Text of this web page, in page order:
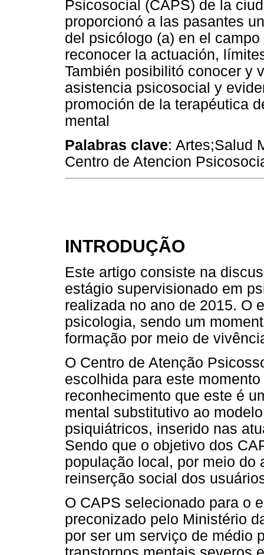
Psicosocial (CAPS) de la
proporcionó a las pasantes
del psicólogo (a) en el
reconocer la actuación,
También posibilitó conocer y
asistencia psicosocial y
promoción de la terapéutica
mental
Palabras clave: Artes;Salud
Centro de Atencion
INTRODUÇÃO
Este artigo consiste na
estágio supervisionado em
realizada no ano de 2015. O
psicologia, sendo um
formação por meio de
O Centro de Atenção
escolhida para este
reconhecimento que este é
mental substitutivo ao
psiquiátricos, inserido nas
Sendo que o objetivo dos
população local, por meio do
reinserção social dos
O CAPS selecionado para o
preconizado pelo Ministério
por ser um serviço de médio